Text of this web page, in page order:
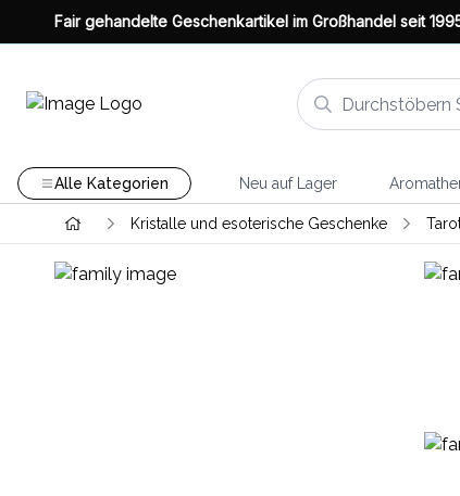
Fair gehandelte Geschenkartikel im Großhandel seit
Alle Kategorien Neu auf Lager
Kristalle und esoterische Geschenke